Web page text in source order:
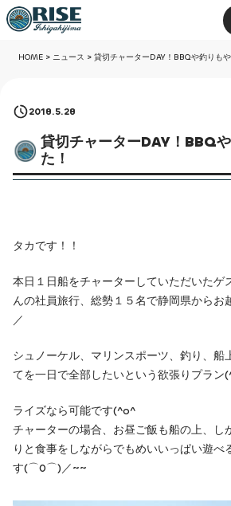
HOME> ニュース > 貸切チャーターDAY！BBQや釣りもや
2018.5.28
貸切チャーターDAY！BBQ
た！
タカです！！
本日１日船をチャーターしていただいたゲ
んの社員旅行、総勢１５名で静岡県からお
／
シュノーケル、マリンスポーツ、釣り、船
てを一日で全部したいという欲張りプラン
ライズなら可能です(^o^ゞ
チャーターの場合、お昼ご飯も船の上、し
りと食事をしながらでもめいいっぱい遊べ
す(⌒0⌒)／~~